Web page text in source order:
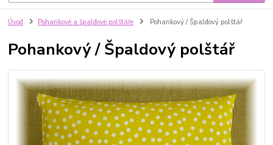
Úvod Pohankové a špaldové polštáře Pohankový / Špaldový polštář
Pohankový / Špaldový polštář